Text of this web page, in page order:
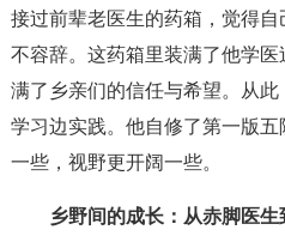
接过前辈老医生的药箱，觉得
不容辞。这药箱里装满了他学
满了乡亲们的信任与希望。从
学习边实践。他自修了第一版
一些，视野更开阔一些。
乡野间的成长：从赤脚医生